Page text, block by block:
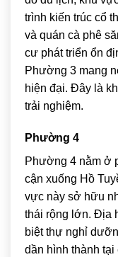
trình kiến trúc cổ
và quán cà phê
cư phát triển ổn
Phường 3 mang
hiện đại. Đây là
trải nghiệm.
Phường 4
Phường 4 nằm ở
cận xuống Hồ
vực này sở hữu
thái rộng lớn. Địa
biệt thự nghỉ
dần hình thành